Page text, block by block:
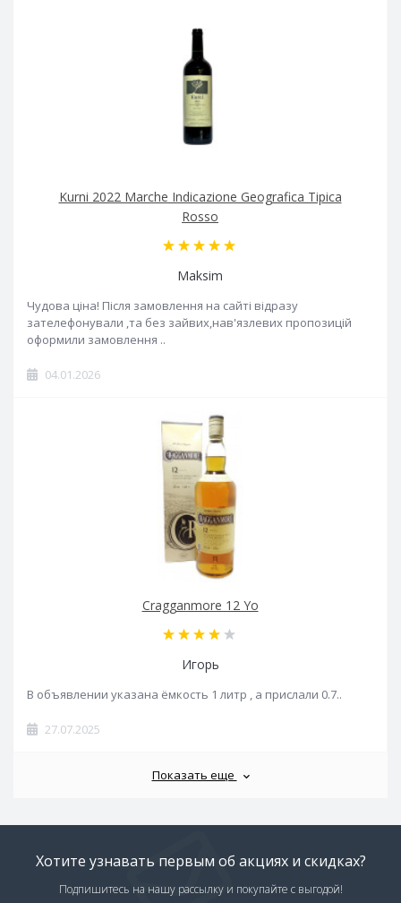
Kurni 2022 Marche Indicazione Geografica Tipica
Rosso
Maksim
Чудова ціна! Після замовлення на сайті відразу
зателефонували ,та без зайвих,нав'язлевих пропозицій
оформили замовлення ..
04.01.2026
Cragganmore 12 Yo
Игорь
В объявлении указана ёмкость 1 литр , а прислали 0.7..
27.07.2025
Показать еще
Хотите узнавать первым об акциях и скидках?
Подпишитесь на нашу рассылку и покупайте с выгодой!